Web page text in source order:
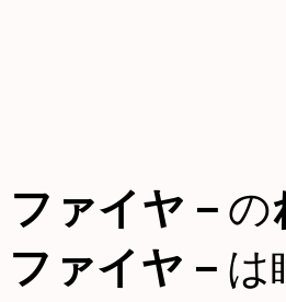
ファイヤ－ の
ファイヤ－ は